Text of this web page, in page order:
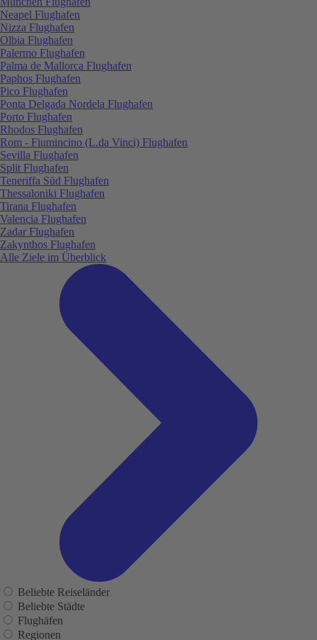
Neapel Flughafen
Nizza Flughafen
Olbia Flughafen
Palermo Flughafen
Palma de Mallorca Flughafen
Paphos Flughafen
Pico Flughafen
Ponta Delgada Nordela Flughafen
Porto Flughafen
Rhodos Flughafen
Rom - Fiumincino (L.da Vinci) Flughafen
Sevilla Flughafen
Split Flughafen
Teneriffa Süd Flughafen
Thessaloniki Flughafen
Tirana Flughafen
Valencia Flughafen
Zadar Flughafen
Zakynthos Flughafen
Alle Ziele im Überblick
Beliebte Reiseländer
Beliebte Städte
Flughäfen
Regionen